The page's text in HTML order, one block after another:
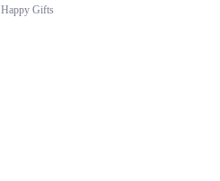
Happy Gifts